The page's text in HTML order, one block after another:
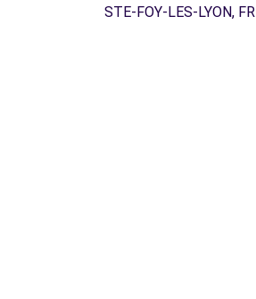
STE-FOY-LES-LYON, FR